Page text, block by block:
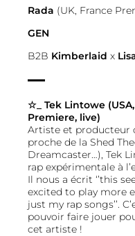
Rada (UK, France
GEN
B2B Kimberlaid x
☆_ Tek Lintowe
Premiere, live)
Artiste et producteur
proche de la Shed
Dreamcaster…), Tek
rap expérimentale à
Il nous a écrit ‘’this
excited to play more
just my rap songs’’.
pouvoir faire jouer
cet artiste !